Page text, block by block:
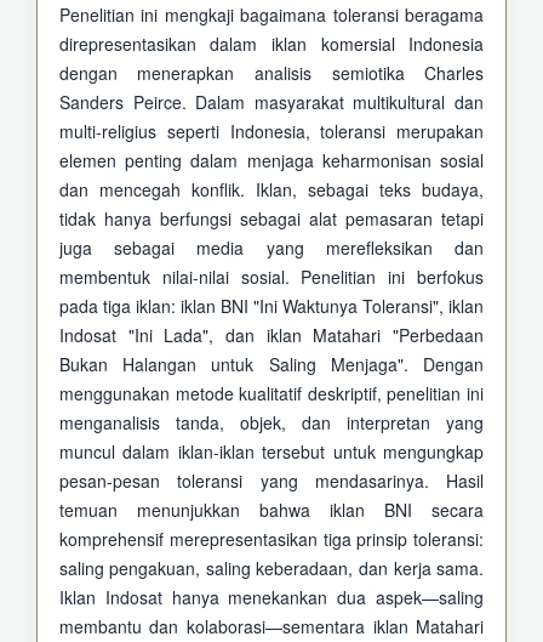
Penelitian ini mengkaji bagaimana toleransi beragama
direpresentasikan dalam iklan komersial Indonesia
dengan menerapkan analisis semiotika Charles
Sanders Peirce. Dalam masyarakat multikultural dan
multi-religius seperti Indonesia, toleransi merupakan
elemen penting dalam menjaga keharmonisan sosial
dan mencegah konflik. Iklan, sebagai teks budaya,
tidak hanya berfungsi sebagai alat pemasaran tetapi
juga sebagai media yang merefleksikan dan
membentuk nilai-nilai sosial. Penelitian ini berfokus
pada tiga iklan: iklan BNI "Ini Waktunya Toleransi", iklan
Indosat "Ini Lada", dan iklan Matahari "Perbedaan
Bukan Halangan untuk Saling Menjaga". Dengan
menggunakan metode kualitatif deskriptif, penelitian ini
menganalisis tanda, objek, dan interpretan yang
muncul dalam iklan-iklan tersebut untuk mengungkap
pesan-pesan toleransi yang mendasarinya. Hasil
temuan menunjukkan bahwa iklan BNI secara
komprehensif merepresentasikan tiga prinsip toleransi:
saling pengakuan, saling keberadaan, dan kerja sama.
Iklan Indosat hanya menekankan dua aspek—saling
membantu dan kolaborasi—sementara iklan Matahari